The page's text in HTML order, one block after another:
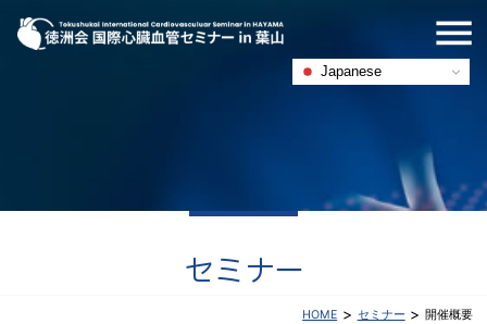
Japanese
セミナー
HOME > セミナー > 開催概要